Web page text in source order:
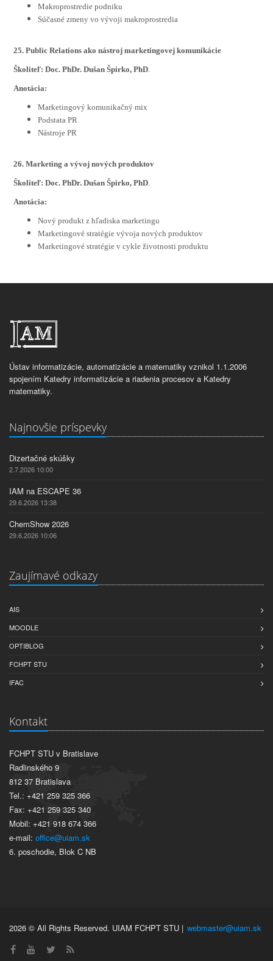
Makroprostredie podniku
Súčasné zmeny vo vývoji makroprostredia
25. Public Relations ako nástroj marketingovej komunikácie
Školiteľ: Doc. PhDr. Dušan Špirko, PhD.
Anotácia:
Marketingový komunikačný mix
Podstata PR
Nástroje PR
26. Marketing a vývoj nových produktov
Školiteľ: Doc. PhDr. Dušan Špirko, PhD.
Anotácia:
Nový produkt z hľadiska marketingu
Marketingové stratégie vývoja nových produktov
Marketingové stratégie v cykle životnosti produktu
Ústav informatizácie, automatizácie a matematiky vznikol 1.1.2006
spojením Katedry informatizácie a riadenia procesov a Katedry
matematiky.
Najnovšie príspevky
Dizertačné skúšky
2.7.2026 10:00
IAM na ESCAPE 36
29.6.2026 13:38
ChemShow 2026
29.6.2026 10:06
Zaujímavé odkazy
AIS
MOODLE
OPTIBLOG
FCHPT STU
IFAC
Kontakt
FCHPT STU v Bratislave
Radlinského 9
812 37 Bratislava
Tel.: +421 259 325 366
Fax: +421 259 325 340
Mobil: +421 918 674 366
e-mail: office@uiam.sk
6. poschodie, Blok C NB
2026 © All Rights Reserved. UIAM FCHPT STU | webmaster@uiam.sk